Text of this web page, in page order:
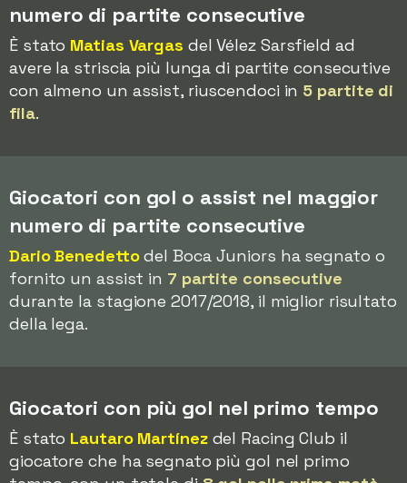
numero di partite consecutive
È stato Matias Vargas del Vélez Sarsfield ad
avere la striscia più lunga di partite consecutive
con almeno un assist, riuscendoci in 5 partite di
fila.
Giocatori con gol o assist nel maggior
numero di partite consecutive
Dario Benedettodel Boca Juniors ha segnato o
fornito un assist in 7 partite consecutive
durante la stagione 2017/2018, il miglior risultato
della lega.
Giocatori con più gol nel primo tempo
È stato Lautaro Martínezdel Racing Club il
giocatore che ha segnato più gol nel primo